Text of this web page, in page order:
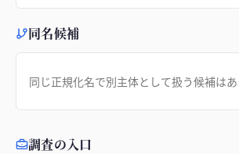
同名候補
同じ正規化名で別主体として扱う候補はあ
調査の入口